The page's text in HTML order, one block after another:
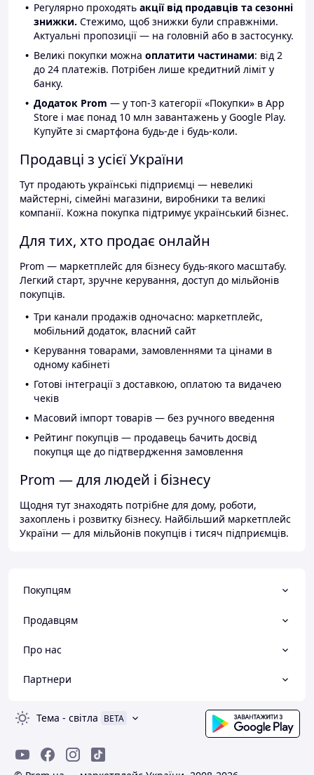
Регулярно проходять акції від продавців та сезонні
знижки. Стежимо, щоб знижки були справжніми.
Актуальні пропозиції — на головній або в застосунку.
Великі покупки можна оплатити частинами: від 2
до 24 платежів. Потрібен лише кредитний ліміт у
банку.
Додаток Prom — у топ-3 категорії «Покупки» в App
Store і має понад 10 млн завантажень у Google Play.
Купуйте зі смартфона будь-де і будь-коли.
Продавці з усієї України
Тут продають українські підприємці — невеликі
майстерні, сімейні магазини, виробники та великі
компанії. Кожна покупка підтримує український бізнес.
Для тих, хто продає онлайн
Prom — маркетплейс для бізнесу будь-якого масштабу.
Легкий старт, зручне керування, доступ до мільйонів
покупців.
Три канали продажів одночасно: маркетплейс,
мобільний додаток, власний сайт
Керування товарами, замовленнями та цінами в
одному кабінеті
Готові інтеграції з доставкою, оплатою та видачею
чеків
Масовий імпорт товарів — без ручного введення
Рейтинг покупців — продавець бачить досвід
покупця ще до підтвердження замовлення
Prom — для людей і бізнесу
Щодня тут знаходять потрібне для дому, роботи,
захоплень і розвитку бізнесу. Найбільший маркетплейс
України — для мільйонів покупців і тисяч підприємців.
Покупцям
Продавцям
Про нас
Партнери
Тема - світла BETA